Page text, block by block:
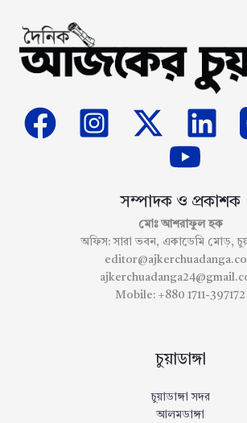
সম্পাদক ও প্রকাশক
মোঃ আশরাফুল হক
অফিস: সারা ভবন, একাডেমি মোড়,
Mobile: +880 1711-397172
চুয়াডাঙ্গা
চুয়াডাঙ্গা সদর
আলমডাঙ্গা